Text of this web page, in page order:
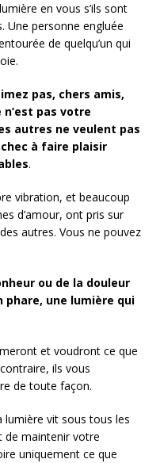
en vous s’ils sont
Une personne engluée
de quelqu’un qui
pas, chers amis,
n’est pas votre
autres ne veulent pas
à faire plaisir
.
vibration, et beaucoup
d’amour, ont pris sur
autres. Vous ne pouvez
ou de la douleur
phare, une lumière qui
et voudront ce que
ils vous
de toute façon.
lumière vit sous tous les
de maintenir votre
uniquement ce que